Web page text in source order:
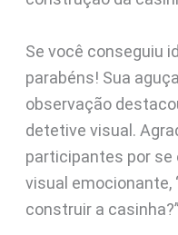
Se você conseguiu
parabéns! Sua
observação
detetive visual.
participantes por
visual emocionante,
construir a